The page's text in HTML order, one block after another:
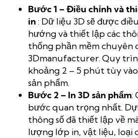
Bước 1 – Điều chỉnh và
in : Dữ liệu 3D sẽ được
hướng và thiết lập các
thống phần mềm chuyên
3Dmanufacturer. Quy
khoảng 2 – 5 phút tùy
sản phẩm.
Bước 2 – In 3D sản phẩm:
bước quan trọng nhất.
thông số đã thiết lập về
lượng lớp in, vật liệu, loại